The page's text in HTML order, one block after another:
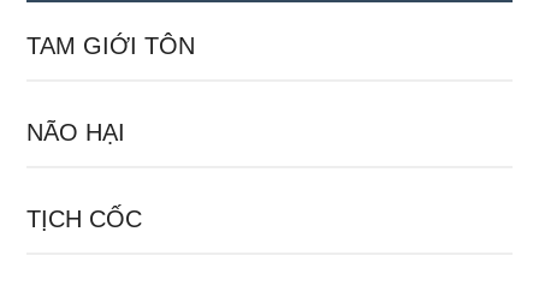
TAM GIỚI TÔN
NÃO HẠI
TỊCH CỐC